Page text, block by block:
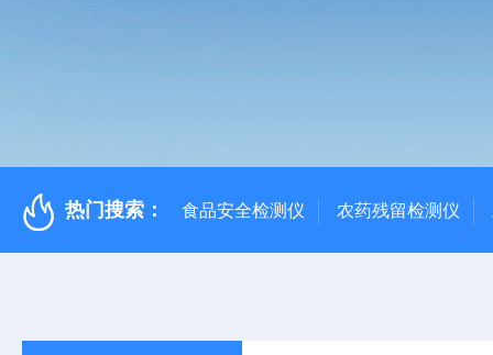
热门搜索： 食品安全检测仪 农药残留检测仪